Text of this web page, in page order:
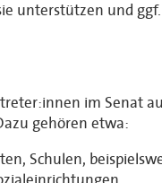
unterstützen und
im Senat
gehören etwa:
Schulen,